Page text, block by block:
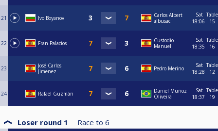
21 Ivo Boyanov
Carlos Albert
albusac
Sat
18:06
Table
15
22 Fran Palacios
Custodio
Manuel
Sat
18:35
Table
16
23
José Carlos
Jimenez
Pedro Merino
Sat
18:28
Table
12
24 Rafael Guzmán
Daniel Muñoz
Oliveira
Sat
18:37
Table
19
Loser round 1 Race to 6